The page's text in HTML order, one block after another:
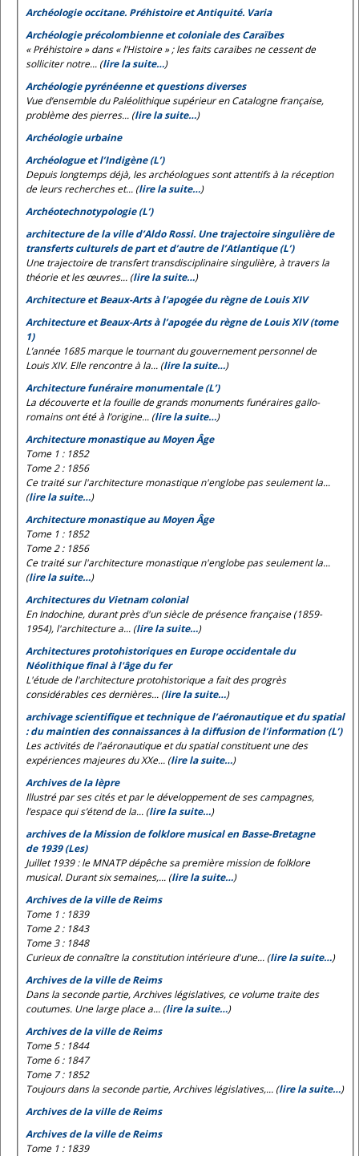
Archéologie occitane. Préhistoire et Antiquité. Varia
Archéologie précolombienne et coloniale des Caraïbes
« Préhistoire » dans « l’Histoire » ; les faits caraïbes ne cessent de
solliciter notre... (lire la suite…)
Archéologie pyrénéenne et questions diverses
Vue d’ensemble du Paléolithique supérieur en Catalogne française,
problème des pierres... (lire la suite…)
Archéologie urbaine
Archéologue et l’Indigène (L’)
Depuis longtemps déjà, les archéologues sont attentifs à la réception
de leurs recherches et... (lire la suite…)
Archéotechnotypologie (L’)
architecture de la ville d’Aldo Rossi. Une trajectoire singulière de
transferts culturels de part et d’autre de l’Atlantique (L’)
Une trajectoire de transfert transdisciplinaire singulière, à travers la
théorie et les œuvres... (lire la suite…)
Architecture et Beaux-Arts à l'apogée du règne de Louis XIV
Architecture et Beaux-Arts à l’apogée du règne de Louis XIV (tome
1)
L’année 1685 marque le tournant du gouvernement personnel de
Louis XIV. Elle rencontre à la... (lire la suite…)
Architecture funéraire monumentale (L’)
La découverte et la fouille de grands monuments funéraires gallo-
romains ont été à l’origine... (lire la suite…)
Architecture monastique au Moyen Âge
Tome 1 : 1852
Tome 2 : 1856
Ce traité sur l'architecture monastique n'englobe pas seulement la...
(lire la suite…)
Architecture monastique au Moyen Âge
Tome 1 : 1852
Tome 2 : 1856
Ce traité sur l'architecture monastique n'englobe pas seulement la...
(lire la suite…)
Architectures du Vietnam colonial
En Indochine, durant près d'un siècle de présence française (1859-
1954), l'architecture a... (lire la suite…)
Architectures protohistoriques en Europe occidentale du
Néolithique final à l'âge du fer
L'étude de l'architecture protohistorique a fait des progrès
considérables ces dernières... (lire la suite…)
archivage scientifique et technique de l’aéronautique et du spatial
: du maintien des connaissances à la diffusion de l’information (L’)
Les activités de l'aéronautique et du spatial constituent une des
expériences majeures du XXe... (lire la suite…)
Archives de la lèpre
Illustré par ses cités et par le développement de ses campagnes,
l’espace qui s’étend de la... (lire la suite…)
archives de la Mission de folklore musical en Basse-Bretagne
de 1939 (Les)
Juillet 1939 : le MNATP dépêche sa première mission de folklore
musical. Durant six semaines,... (lire la suite…)
Archives de la ville de Reims
Tome 1 : 1839
Tome 2 : 1843
Tome 3 : 1848
Curieux de connaître la constitution intérieure d'une... (lire la suite…)
Archives de la ville de Reims
Dans la seconde partie, Archives législatives, ce volume traite des
coutumes. Une large place a... (lire la suite…)
Archives de la ville de Reims
Tome 5 : 1844
Tome 6 : 1847
Tome 7 : 1852
Toujours dans la seconde partie, Archives législatives,... (lire la suite…)
Archives de la ville de Reims
Archives de la ville de Reims
Tome 1 : 1839